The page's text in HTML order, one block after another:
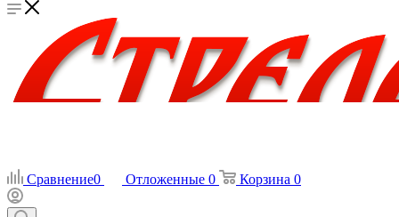
Сравнение0 Отложенные 0 Корзина 0